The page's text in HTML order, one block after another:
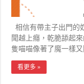
相信有帶主子出門的
聞越上癮，乾脆舔起
隻喵喵像著了魔一樣
看更多 »